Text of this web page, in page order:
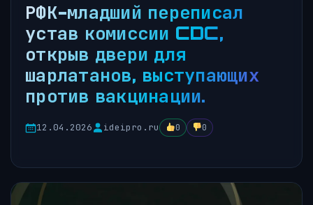
РФК-младший переписал
устав комиссии CDC,
открыв двери для
шарлатанов, выступающих
против вакцинации.
12.04.2026 ideipro.ru 0 0